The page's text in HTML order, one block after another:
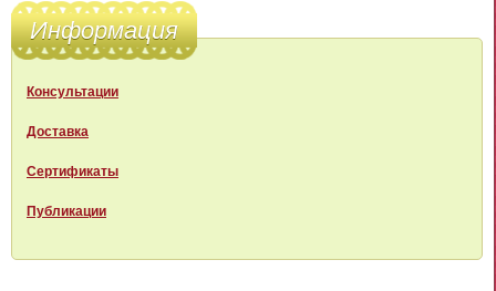
Информация
Консультации
Доставка
Сертификаты
Публикации